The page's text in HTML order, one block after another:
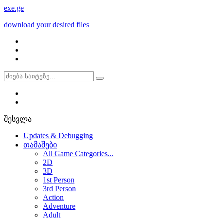
exe.ge
download your desired files
შესვლა
Updates & Debugging
თამაშები
All Game Categories...
2D
3D
1st Person
3rd Person
Action
Adventure
Adult